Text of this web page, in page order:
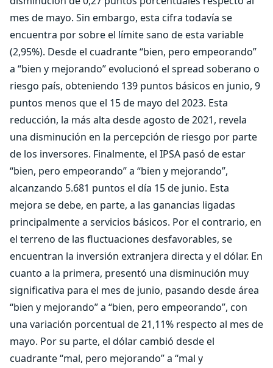
mes de mayo. Sin embargo, esta cifra todavía se
encuentra por sobre el límite sano de esta variable
(2,95%). Desde el cuadrante “bien, pero empeorando”
a “bien y mejorando” evolucionó el spread soberano o
riesgo país, obteniendo 139 puntos básicos en junio, 9
puntos menos que el 15 de mayo del 2023. Esta
reducción, la más alta desde agosto de 2021, revela
una disminución en la percepción de riesgo por parte
de los inversores. Finalmente, el IPSA pasó de estar
“bien, pero empeorando” a “bien y mejorando”,
alcanzando 5.681 puntos el día 15 de junio. Esta
mejora se debe, en parte, a las ganancias ligadas
principalmente a servicios básicos. Por el contrario, en
el terreno de las fluctuaciones desfavorables, se
encuentran la inversión extranjera directa y el dólar. En
cuanto a la primera, presentó una disminución muy
significativa para el mes de junio, pasando desde área
“bien y mejorando” a “bien, pero empeorando”, con
una variación porcentual de 21,11% respecto al mes de
mayo. Por su parte, el dólar cambió desde el
cuadrante “mal, pero mejorando” a “mal y